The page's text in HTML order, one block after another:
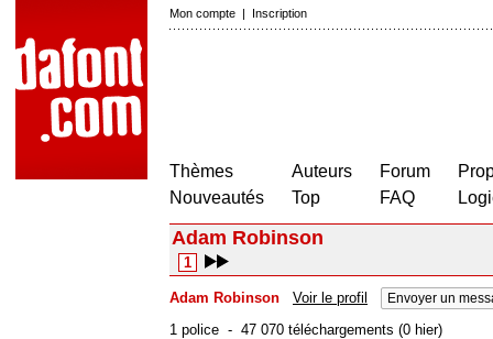
Mon compte | Inscription
Thèmes
Nouveautés
Auteurs
Top
Forum
FAQ
Adam Robinson
1
Adam Robinson Voir le profil Envoyer un
1 police - 47 070 téléchargements (0 hier)